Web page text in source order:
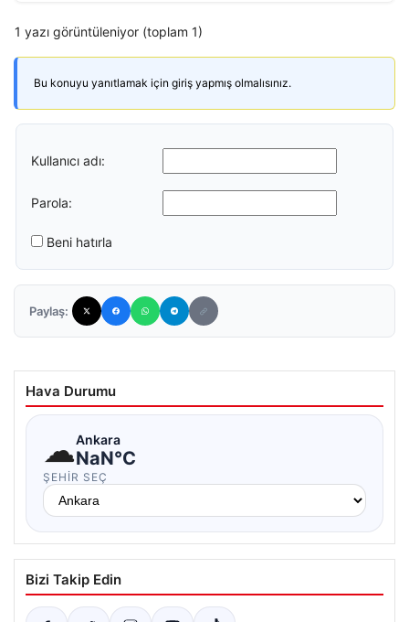
1 yazı görüntüleniyor (toplam 1)
Bu konuyu yanıtlamak için giriş yapmış olmalısınız.
Kullanıcı adı:
Parola:
Beni hatırla
Paylaş:
Hava Durumu
☁Ankara
NaN°C
ŞEHIR SEÇ
Bizi Takip Edin